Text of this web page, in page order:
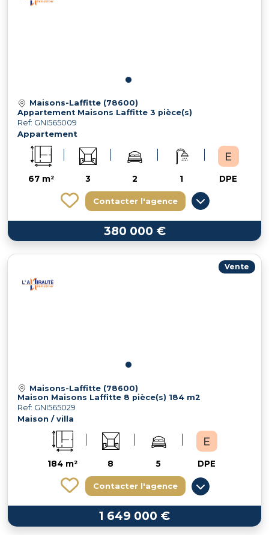
Maisons-Laffitte (78600)
Appartement Maisons Laffitte 3 pièce(s)
Ref: GNI565009
Appartement
67 m² 3 2 1 DPE
Contacter l'agence
380 000 €
Vente
Maisons-Laffitte (78600)
Maison Maisons Laffitte 8 pièce(s) 184 m2
Ref: GNI565029
Maison / villa
184 m² 8 5 DPE
Contacter l'agence
1 649 000 €